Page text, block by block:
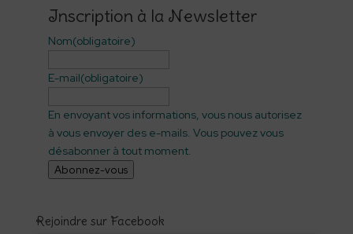
Inscription à la Newsletter
Nom(obligatoire)
E-mail(obligatoire)
En envoyant vos informations, vous nous autorisez
à vous envoyer des e-mails. Vous pouvez vous
désabonner à tout moment.
Abonnez-vous
Rejoindre sur Facebook